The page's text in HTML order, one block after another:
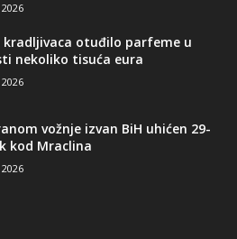
kradljivaca otuđilo parfeme u
nekoliko tisuća eura
vožnje izvan BiH uhićen 29-
kod Mraclina